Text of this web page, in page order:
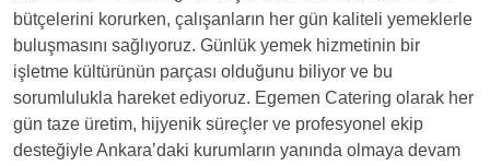
bütçelerini korurken, çalışanların her gün kaliteli yemeklerle
buluşmasını sağlıyoruz. Günlük yemek hizmetinin bir
işletme kültürünün parçası olduğunu biliyor ve bu
sorumlulukla hareket ediyoruz. Egemen Catering olarak her
gün taze üretim, hijyenik süreçler ve profesyonel ekip
desteğiyle Ankara’daki kurumların yanında olmaya devam